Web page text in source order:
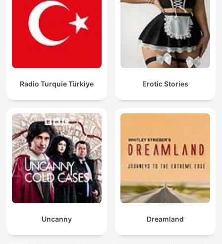
Radio Turquie Türkiye Erotic Stories
Uncanny Dreamland